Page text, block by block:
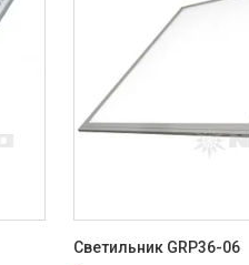
Светильник GRP36-06